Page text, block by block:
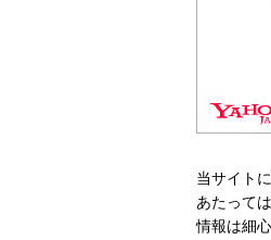
当サイト
あたって
情報は細